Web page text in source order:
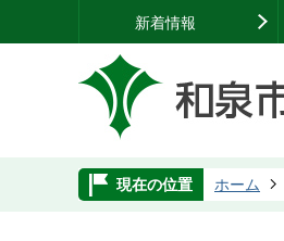
新着情報
現在の位置 ホーム